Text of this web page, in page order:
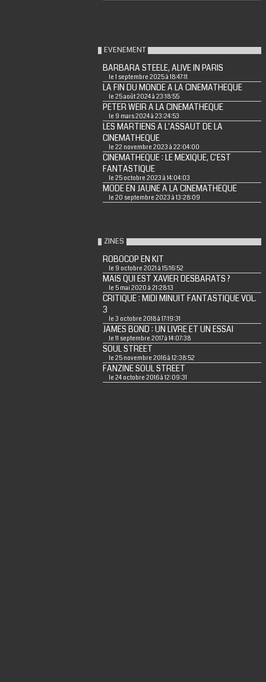
EVENEMENT
BARBARA STEELE, ALIVE IN PARIS
le 1 septembre 2025 à 18:47:11
LA FIN DU MONDE A LA CINEMATHEQUE
le 25 août 2024 à 23:18:55
PETER WEIR A LA CINEMATHEQUE
le 9 mars 2024 à 23:24:53
LES MARTIENS A L'ASSAUT DE LA
CINEMATHEQUE
le 22 novembre 2023 à 22:04:00
CINEMATHEQUE : LE MEXIQUE, C'EST
FANTASTIQUE
le 25 octobre 2023 à 14:04:03
MODE EN JAUNE A LA CINEMATHEQUE
le 20 septembre 2023 à 13:28:09
ZINES
ROBOCOP EN KIT
le 9 octobre 2021 à 15:16:52
MAIS QUI EST XAVIER DESBARATS ?
le 5 mai 2020 à 21:28:13
CRITIQUE : MIDI MINUIT FANTASTIQUE VOL.
3
le 3 octobre 2018 à 17:19:31
JAMES BOND : UN LIVRE ET UN ESSAI
le 11 septembre 2017 à 14:07:38
SOUL STREET
le 25 novembre 2016 à 12:38:52
FANZINE SOUL STREET
le 24 octobre 2016 à 12:09:31